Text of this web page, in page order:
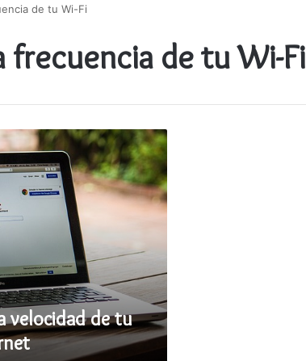
de tu Wi-Fi
frecuencia de tu Wi-Fi
velocidad de tu